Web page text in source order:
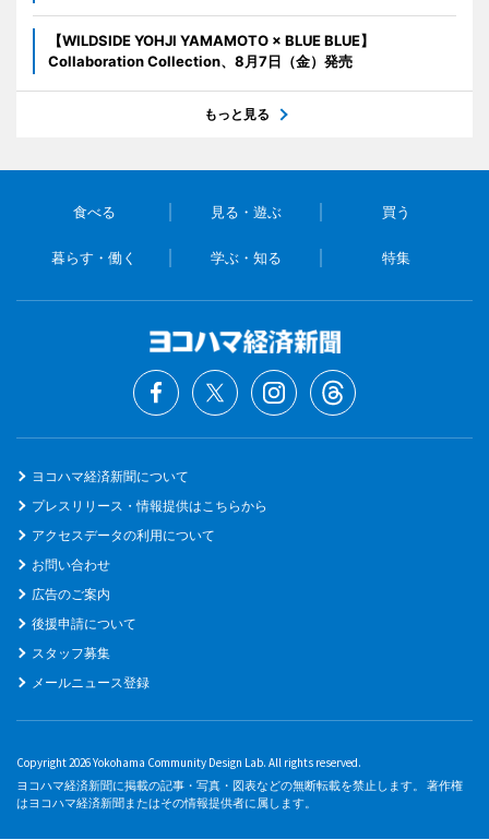
【WILDSIDE YOHJI YAMAMOTO × BLUE BLUE】
Collaboration Collection、8月7日（金）発売
もっと見る
食べる 見る・遊ぶ 買う
暮らす・働く 学ぶ・知る 特集
ヨコハマ経済新聞について
プレスリリース・情報提供はこちらから
アクセスデータの利用について
お問い合わせ
広告のご案内
後援申請について
スタッフ募集
メールニュース登録
Copyright 2026 Yokohama Community Design Lab. All rights reserved.
ヨコハマ経済新聞に掲載の記事・写真・図表などの無断転載を禁止します。 著作権
はヨコハマ経済新聞またはその情報提供者に属します。